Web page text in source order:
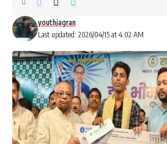
Last updated: 2026/04/15 at 4:02 AM
youthjagran